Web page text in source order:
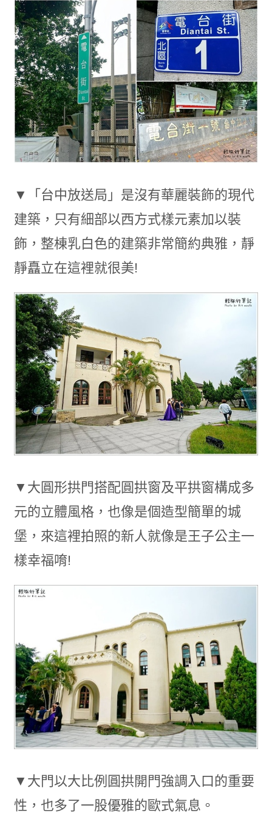
▼「台中放送局」是沒有華麗裝飾的現代
建築，只有細部以西方式樣元素加以裝
飾，整棟乳白色的建築非常簡約典雅，靜
靜矗立在這裡就很美!
▼大圓形拱門搭配圓拱窗及平拱窗構成多
元的立體風格，也像是個造型簡單的城
堡，來這裡拍照的新人就像是王子公主一
樣幸福唷!
▼大門以大比例圓拱開門強調入口的重要
性，也多了一股優雅的歐式氣息。